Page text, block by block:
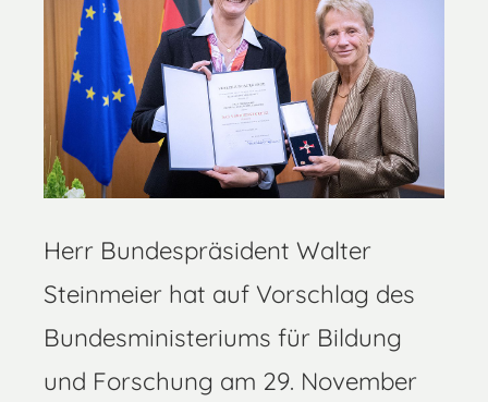
Herr Bundespräsident Walter
Steinmeier hat auf Vorschlag des
Bundesministeriums für Bildung
und Forschung am 29. November